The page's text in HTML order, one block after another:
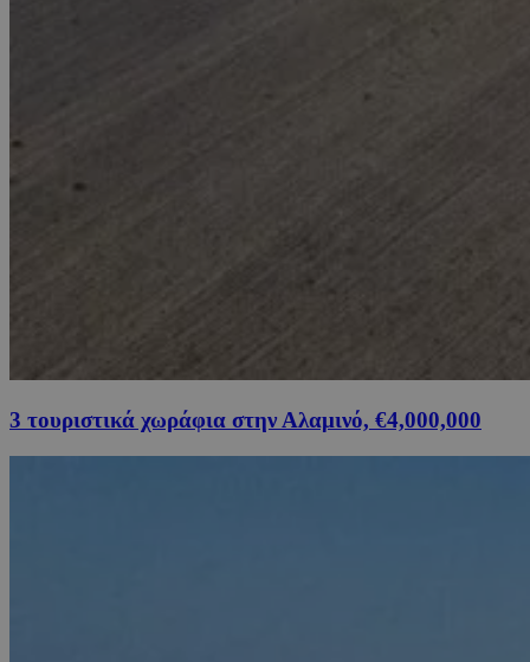
3 τουριστικά χωράφια στην Αλαμινό, €4,000,000